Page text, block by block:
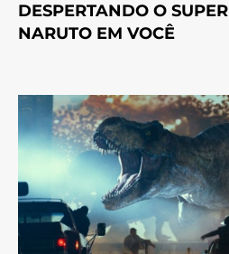
DESPERTANDO O
NARUTO EM VOCÊ